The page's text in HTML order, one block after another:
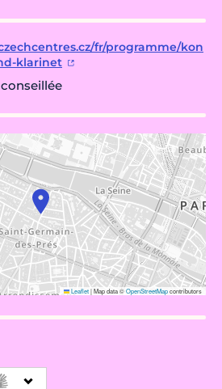
fr/programme/kon
klarinet
Leaflet|Map data ©OpenStreetMapcontributors